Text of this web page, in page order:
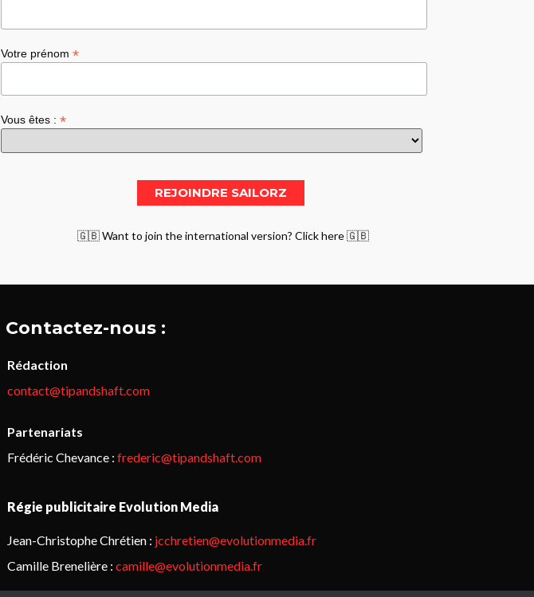
Votre prénom*
Vous êtes :*
🇬🇧 Want to join the international version? Click here 🇬🇧
Contactez-nous :
Rédaction
contact@tipandshaft.com
Partenariats
Frédéric Chevance : frederic@tipandshaft.com
Régie publicitaire Evolution Media
Jean-Christophe Chrétien : jcchretien@evolutionmedia.fr
Camille Brenelière : camille@evolutionmedia.fr